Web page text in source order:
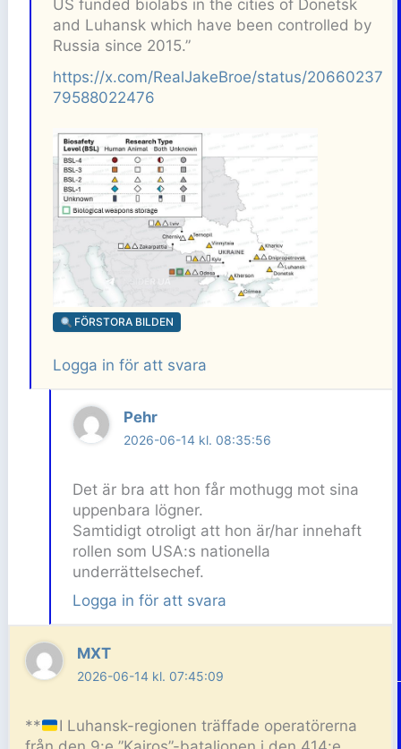
US funded biolabs in the cities of Donetsk
and Luhansk which have been controlled by
Russia since 2015.”
https://x.com/RealJakeBroe/status/20660237
79588022476
FÖRSTORA BILDEN
Logga in för att svara
Pehr
2026-06-14 kl. 08:35:56
Det är bra att hon får mothugg mot sina
uppenbara lögner.
Samtidigt otroligt att hon är/har innehaft
rollen som USA:s nationella
underrättelsechef.
Logga in för att svara
MXT
2026-06-14 kl. 07:45:09
**
I Luhansk-regionen träffade operatörerna